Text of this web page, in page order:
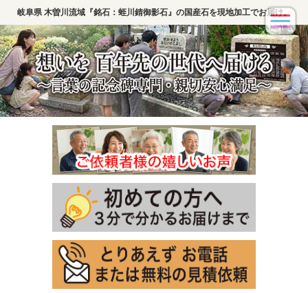
岐阜県 木曽川流域『銘石：蛭川錆御影石』の国産石を現地加工でお届け。